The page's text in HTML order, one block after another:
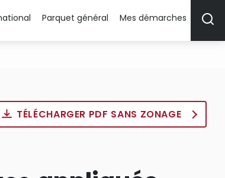
Parquet général Mes démarches
TÉLÉCHARGER PDF SANS ZONAGE